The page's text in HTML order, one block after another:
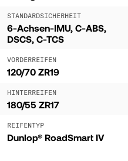
STANDARDSICHERHEIT
6-Achsen-IMU, C-ABS,
DSCS, C-TCS
VORDERREIFEN
120/70 ZR19
HINTERREIFEN
180/55 ZR17
REIFENTYP
Dunlop® RoadSmart IV